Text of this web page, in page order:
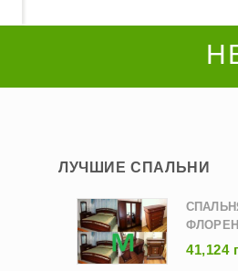
ЛУЧШИЕ СПАЛЬНИ
41,124